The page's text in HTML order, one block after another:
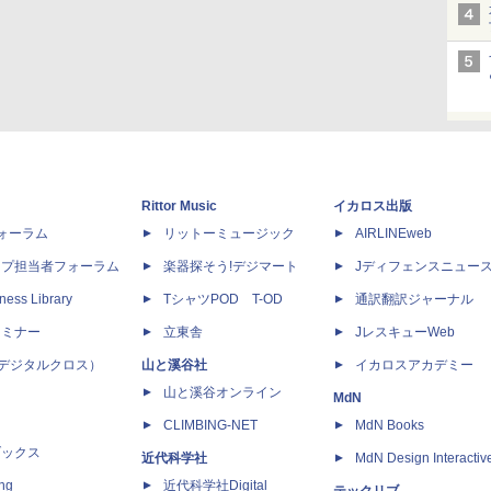
ーラム
担当者フォーラム
Library
ナー
ジタルクロス）
クス
Rittor Music
リットーミュージック
楽器探そう!デジマート
TシャツPOD T-OD
立東舎
山と溪谷社
山と溪谷オンライン
CLIMBING-NET
近代科学社
近代科学社Digital
イカロス出版
AIRLINEweb
Jディフェンスニュー
通訳翻訳ジャーナル
JレスキューWeb
イカロスアカデミー
MdN
MdN Books
MdN Design